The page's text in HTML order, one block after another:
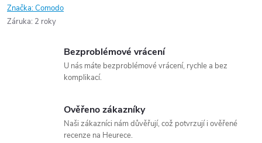
Značka:Comodo
Záruka: 2 roky
Bezproblémové vrácení
U nás máte bezproblémové vrácení, rychle a bez
komplikací.
Ověřeno zákazníky
Naši zákazníci nám důvěřují, což potvrzují i ověřené
recenze na Heurece.